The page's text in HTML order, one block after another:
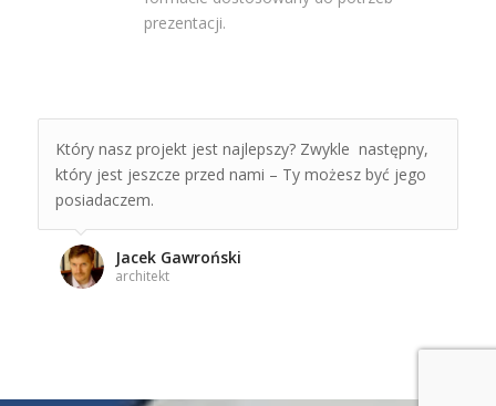
prezentacji.
Który nasz projekt jest najlepszy? Zwykle następny,
który jest jeszcze przed nami – Ty możesz być jego
posiadaczem.
Jacek Gawroński
architekt